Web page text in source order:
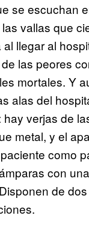
se escuchan
vallas que
llegar al
las peores
mortales. Y
alas del
verjas de
metal, y el
como
con
de dos